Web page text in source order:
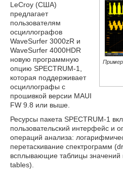
Пример
LeCroy (США)
предлагает
пользователям
осциллографов
WaveSurfer 3000zR и
WaveSurfer 4000HDR
новую программную
опцию SPECTRUM-1,
которая поддерживает
осциллографы с
прошивкой версии MAUI
FW 9.8 или выше.
Ресурсы пакета SPECTRUM-1
пользовательский интерфейс и
операций анализа:
перетаскивание спектрограмм
всплывающие таблицы значений
tables).